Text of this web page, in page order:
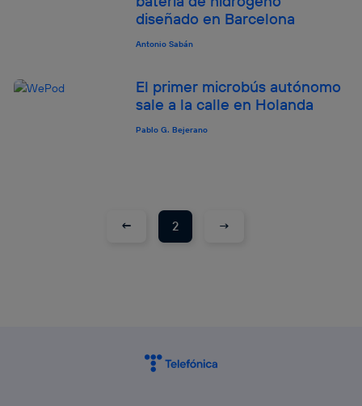
diseñado en Barcelona
Antonio Sabán
El primer microbús autónomo
sale a la calle en Holanda
Pablo G. Bejerano
← 2 →